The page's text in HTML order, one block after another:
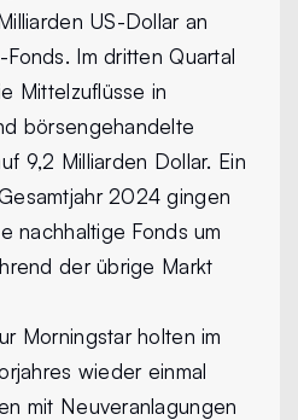
US-Dollar an
Im dritten Quartal
Mittelzuflüsse in
börsengehandelte
9,2 Milliarden Dollar. Ein
2024 gingen
nachhaltige Fonds um
der übrige Markt
Morningstar holten im
wieder einmal
mit Neuveranlagungen